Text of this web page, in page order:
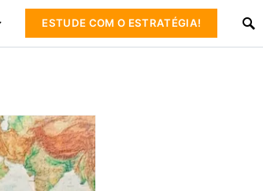
ESTUDE COM O ESTRATÉGIA!